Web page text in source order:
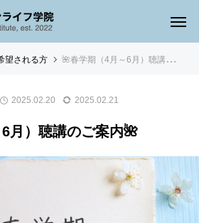
望される方 🌺春学期（4月～6月）聴講のご案内🌺
2025.02.20 2025.02.21
月）聴講のご案内🌺